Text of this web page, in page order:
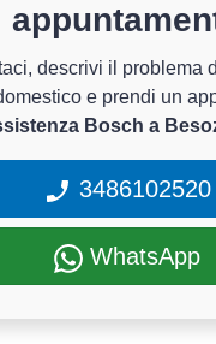
descrivi il problema
e prendi un
Bosch a
3486102520
WhatsApp